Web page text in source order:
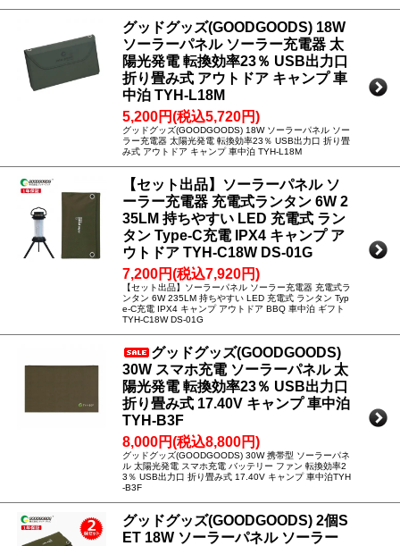
グッドグッズ(GOODGOODS) 18W
ソーラーパネル ソーラー充電器 太
陽光発電 転換効率23％ USB出力口
折り畳み式 アウトドア キャンプ 車
中泊 TYH-L18M
5,200円(税込5,720円)
グッドグッズ(GOODGOODS) 18W ソーラーパネル ソー
ラー充電器 太陽光発電 転換効率23％ USB出力口 折り畳
み式 アウトドア キャンプ 車中泊 TYH-L18M
【セット出品】ソーラーパネル ソ
ーラー充電器 充電式ランタン 6W 2
35LM 持ちやすい LED 充電式 ラン
タン Type-C充電 IPX4 キャンプ ア
ウトドア TYH-C18W DS-01G
7,200円(税込7,920円)
【セット出品】ソーラーパネル ソーラー充電器 充電式ラ
ンタン 6W 235LM 持ちやすい LED 充電式 ランタン Typ
e-C充電 IPX4 キャンプ アウトドア BBQ 車中泊 ギフト
TYH-C18W DS-01G
グッドグッズ(GOODGOODS)
30W スマホ充電 ソーラーパネル 太
陽光発電 転換効率23％ USB出力口
折り畳み式 17.40V キャンプ 車中泊
TYH-B3F
8,000円(税込8,800円)
グッドグッズ(GOODGOODS) 30W 携帯型 ソーラーパネ
ル 太陽光発電 スマホ充電 バッテリー ファン 転換効率2
3％ USB出力口 折り畳み式 17.40V キャンプ 車中泊TYH
-B3F
グッドグッズ(GOODGOODS) 2個S
ET 18W ソーラーパネル ソーラー